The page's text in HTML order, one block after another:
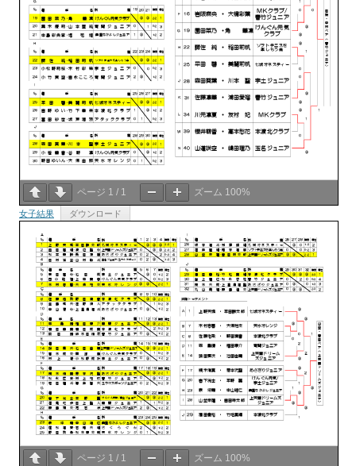
ページ 1 / 1 ズーム 100%
女子結果 ダウンロード
ページ 1 / 1 ズーム 100%